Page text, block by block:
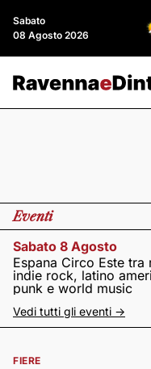
Sabato
08 Agosto 2026
Eventi
Sabato 8 Agosto
Espana Circo Este tra
indie rock, latino
punk e world music
Vedi tutti gli eventi ->
FIERE